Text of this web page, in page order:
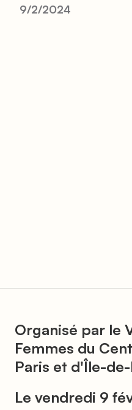
9/2/2024
Organisé par le
Femmes du
Paris et d'Île-
Le vendredi 9